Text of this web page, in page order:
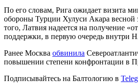
По его словам, Рига ожидает визита
обороны Турции Хулуси Акара весной
того, Латвия надеется на получение
поддержки, в первую очередь внутри
Ранее Москва обвинила
повышении степени конфронтации в
Подписывайтесь на Балтологию в